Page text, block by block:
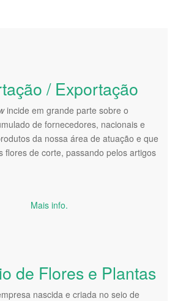
/ Exportação
incide em grande parte sobre o
de fornecedores, nacionais e
da nossa área de atuação e que
flores de corte, passando pelos artigos
Mais info.
de Flores e Plantas
nascida e criada no seio de